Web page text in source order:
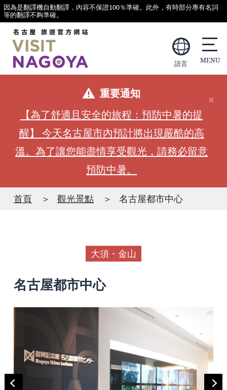
因為是翻譯機自動翻譯，內容不保證100％準確。此外，有時部分專有名詞
等的翻譯不夠準確。
語言
重要通知
【為了舒適且安全的旅程：預防中暑的提
醒】 今天名古屋市內預計將出現嚴酷的高
溫。為了讓您能盡情享受觀光，請務必留意
預防中暑。
首頁 觀光景點 名古屋都市中心
大須・金山
名古屋都市中心